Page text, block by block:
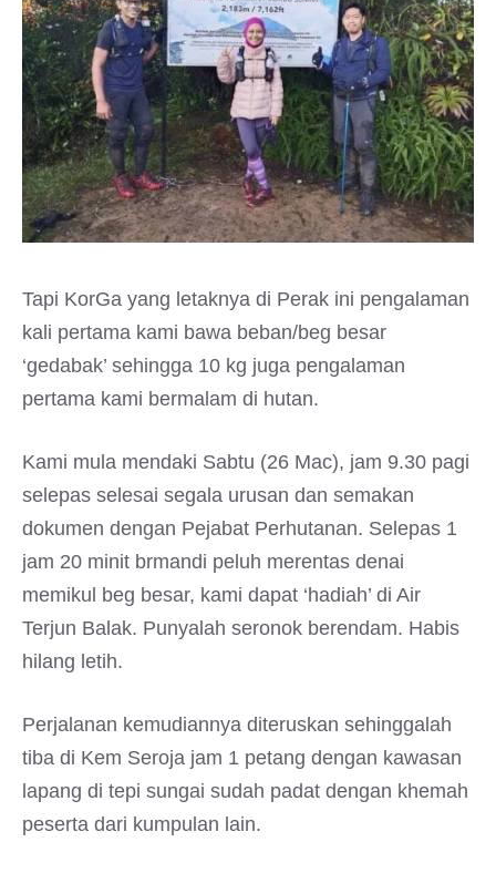
Tapi KorGa yang letaknya di Perak ini pengalaman
kali pertama kami bawa beban/beg besar
‘gedabak’ sehingga 10 kg juga pengalaman
pertama kami bermalam di hutan.
Kami mula mendaki Sabtu (26 Mac), jam 9.30 pagi
selepas selesai segala urusan dan semakan
dokumen dengan Pejabat Perhutanan. Selepas 1
jam 20 minit brmandi peluh merentas denai
memikul beg besar, kami dapat ‘hadiah’ di Air
Terjun Balak. Punyalah seronok berendam. Habis
hilang letih.
Perjalanan kemudiannya diteruskan sehinggalah
tiba di Kem Seroja jam 1 petang dengan kawasan
lapang di tepi sungai sudah padat dengan khemah
peserta dari kumpulan lain.